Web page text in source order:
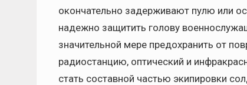
окончательно задерживают пулю или
надежно защитить голову
значительной мере предохранить от
радиостанцию, оптический и
стать составной частью экипировки